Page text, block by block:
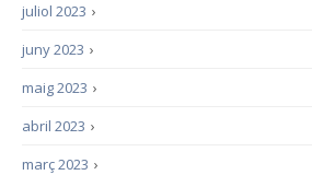
›
juliol 2023
›
juny 2023
›
maig 2023
›
abril 2023
›
març 2023